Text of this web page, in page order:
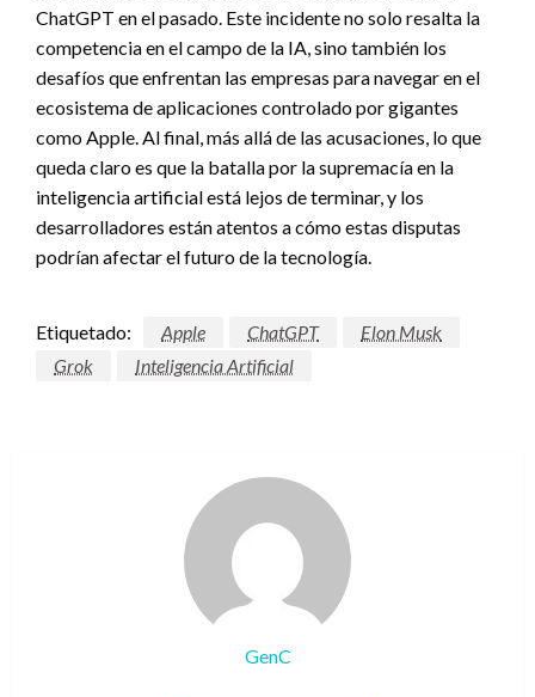
ChatGPT en el pasado. Este incidente no solo resalta la
competencia en el campo de la IA, sino también los
desafíos que enfrentan las empresas para navegar en el
ecosistema de aplicaciones controlado por gigantes
como Apple. Al final, más allá de las acusaciones, lo que
queda claro es que la batalla por la supremacía en la
inteligencia artificial está lejos de terminar, y los
desarrolladores están atentos a cómo estas disputas
podrían afectar el futuro de la tecnología.
Etiquetado: Apple ChatGPT
Elon Musk
Grok
Inteligencia Artificial
GenC